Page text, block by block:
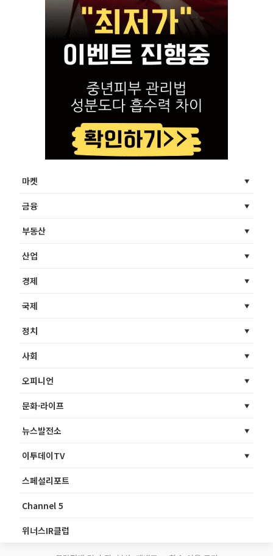
마켓
금융
부동산
산업
경제
국제
정치
사회
오피니언
문화·라이프
뉴스발전소
이투데이TV
스페셜리포트
Channel 5
위너스IR클럽